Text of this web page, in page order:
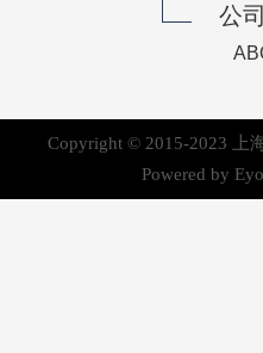
公
Copyright © 2015-2023 上
Powered by